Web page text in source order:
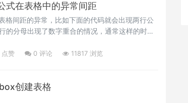
式在表格中的异常间距
格间距的异常，比如下面的代码就会出现两行公
的分母出现了数字重合的情况，通常这样的时候
点赞 0 评论 11817 浏览
创建表格